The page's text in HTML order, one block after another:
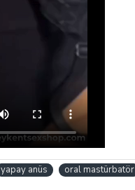
yapay anüs oral mastürbatör